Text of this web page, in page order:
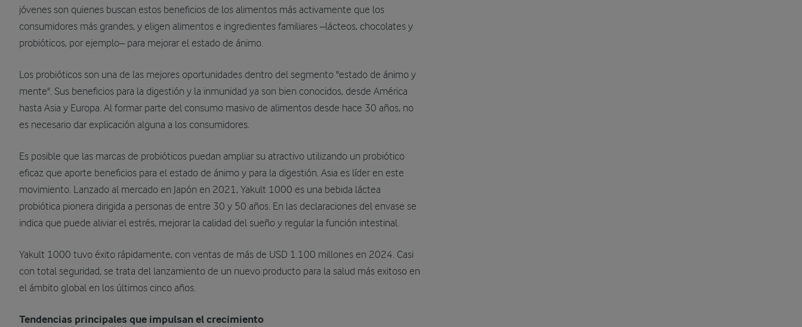
jóvenes son quienes buscan estos beneficios de los alimentos más activamente que los
consumidores más grandes, y eligen alimentos e ingredientes familiares –lácteos, chocolates y
probióticos, por ejemplo– para mejorar el estado de ánimo.
Los probióticos son una de las mejores oportunidades dentro del segmento "estado de ánimo y
mente". Sus beneficios para la digestión y la inmunidad ya son bien conocidos, desde América
hasta Asia y Europa. Al formar parte del consumo masivo de alimentos desde hace 30 años, no
es necesario dar explicación alguna a los consumidores.
Es posible que las marcas de probióticos puedan ampliar su atractivo utilizando un probiótico
eficaz que aporte beneficios para el estado de ánimo y para la digestión. Asia es líder en este
movimiento. Lanzado al mercado en Japón en 2021, Yakult 1000 es una bebida láctea
probiótica pionera dirigida a personas de entre 30 y 50 años. En las declaraciones del envase se
indica que puede aliviar el estrés, mejorar la calidad del sueño y regular la función intestinal.
Yakult 1000 tuvo éxito rápidamente, con ventas de más de USD 1.100 millones en 2024. Casi
con total seguridad, se trata del lanzamiento de un nuevo producto para la salud más exitoso en
el ámbito global en los últimos cinco años.
Tendencias principales que impulsan el crecimiento